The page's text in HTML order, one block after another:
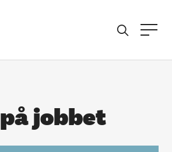
jobbet